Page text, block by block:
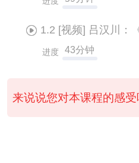
1.2 [视频] 吕汉川：《
进度 43分钟
来说说您对本课程的感受